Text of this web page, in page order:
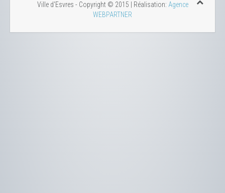
Ville d'Esvres - Copyright © 2015 | Réalisation: Agence
WEBPARTNER